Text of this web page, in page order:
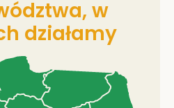
w
działamy